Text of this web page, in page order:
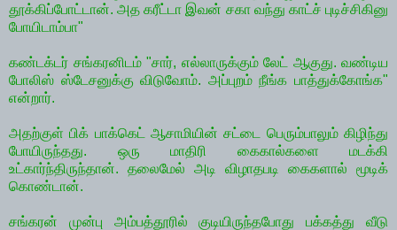
தூக்கிப்போட்டான். அத கரீட்டா இவன் சகா வந்து காட்ச் புடிச்சிகினு
போயிடாம்பா"
கண்டக்டர் சங்கரனிடம் "சார், எல்லாருக்கும் லேட் ஆகுது. வண்டிய
போலிஸ் ஸ்டேசனுக்கு விடுவோம். அப்புறம் நீங்க பாத்துக்கோங்க"
என்றார்.
அதற்குள் பிக் பாக்கெட் ஆசாமியின் சட்டை பெரும்பாலும் கிழிந்து
போயிருந்தது. ஒரு மாதிரி கைகால்களை மடக்கி
உட்கார்ந்திருந்தான். தலைமேல் அடி விழாதபடி கைகளால் மூடிக்
கொண்டான்.
சங்கரன் முன்பு அம்பத்தூரில் குடியிருந்தபோது பக்கத்து வீடு